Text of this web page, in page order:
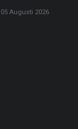
05 Augusti 2026